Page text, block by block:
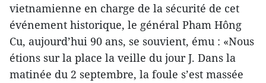
vietnamienne en charge de la sécurité de cet
événement historique, le général Pham Hông
Cu, aujourd’hui 90 ans, se souvient, ému : «Nous
étions sur la place la veille du jour J. Dans la
matinée du 2 septembre, la foule s’est massée